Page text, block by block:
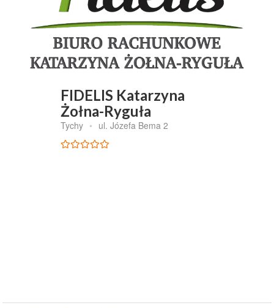
FIDELIS Katarzyna
Żołna-Ryguła
Tychy • ul. Józefa Bema 2